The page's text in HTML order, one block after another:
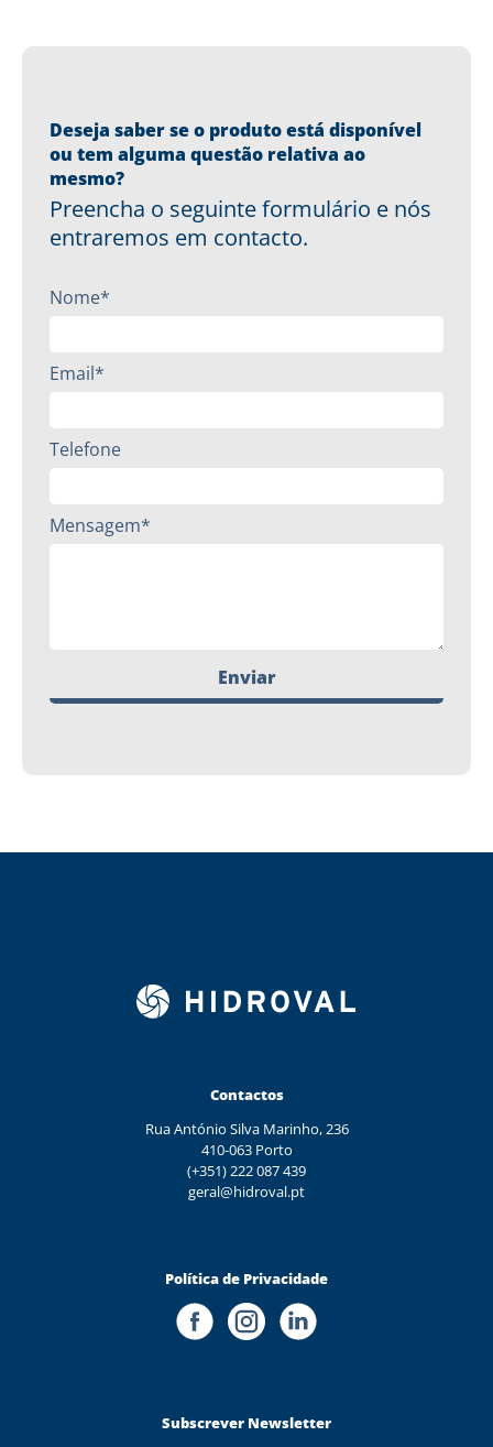
Deseja saber se o produto está disponível
ou tem alguma questão relativa ao
mesmo?
Preencha o seguinte formulário e nós
entraremos em contacto.
Nome*
Email*
Telefone
Mensagem*
Enviar
Contactos
Rua António Silva Marinho, 236
410-063 Porto
(+351) 222 087 439
geral@hidroval.pt
Política de Privacidade
Subscrever Newsletter